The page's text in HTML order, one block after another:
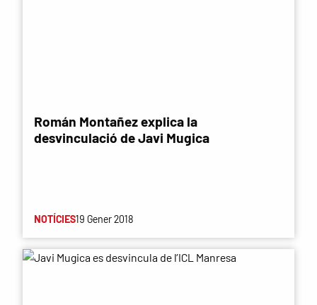
Román Montañez explica la
desvinculació de Javi Mugica
NOTÍCIES19 Gener 2018